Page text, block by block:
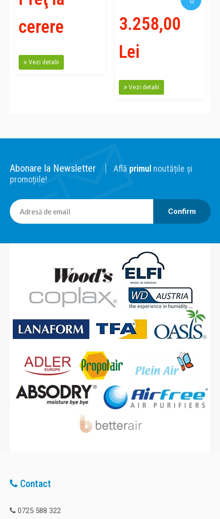
cerere
Vezi detalii
3.258,00
Lei
Vezi detalii
Abonare la Newsletter Află primul noutățile și
promoțiile!
Confirm
Contact
0725 588 322